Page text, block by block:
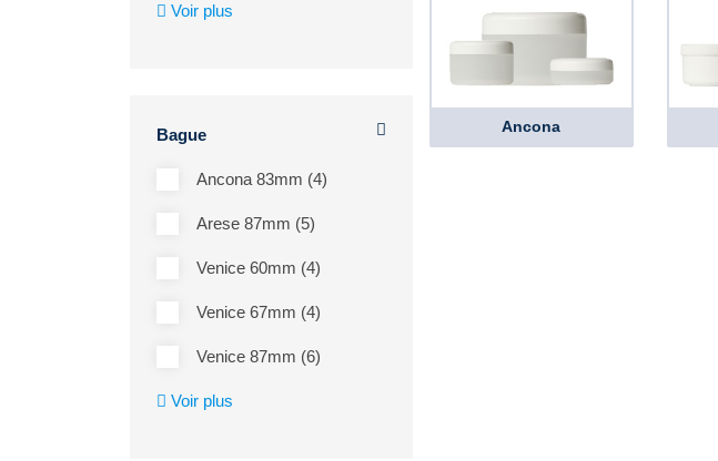
Voir plus
Bague
Ancona 83mm (4)
Arese 87mm (5)
Venice 60mm (4)
Venice 67mm (4)
Venice 87mm (6)
Voir plus
Ancona